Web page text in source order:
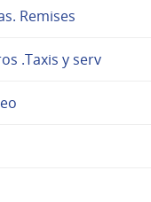
Remises
.Taxis y serv